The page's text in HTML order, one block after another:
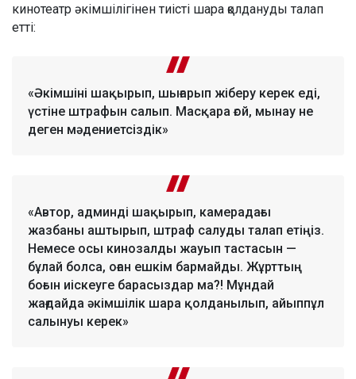
кинотеатр әкімшілігінен тиісті шара қолдануды талап
етті:
«Әкімшіні шақырып, шығарып жіберу керек еді,
үстіне штрафын салып. Масқара ғой, мынау не
деген мәдениетсіздік»
«Автор, админді шақырып, камерадағы
жазбаны аштырып, штраф салуды талап етіңіз.
Немесе осы кинозалды жауып тастасын —
бұлай болса, оған ешкім бармайды. Жұрттың
боғын иіскеуге барасыздар ма?! Мұндай
жағдайда әкімшілік шара қолданылып, айыппұл
салынуы керек»